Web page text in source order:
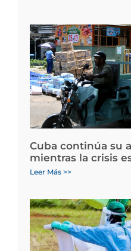
Cuba continúa su
mientras la crisis
Leer Más >>